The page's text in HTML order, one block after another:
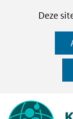
CookiesDeze
op